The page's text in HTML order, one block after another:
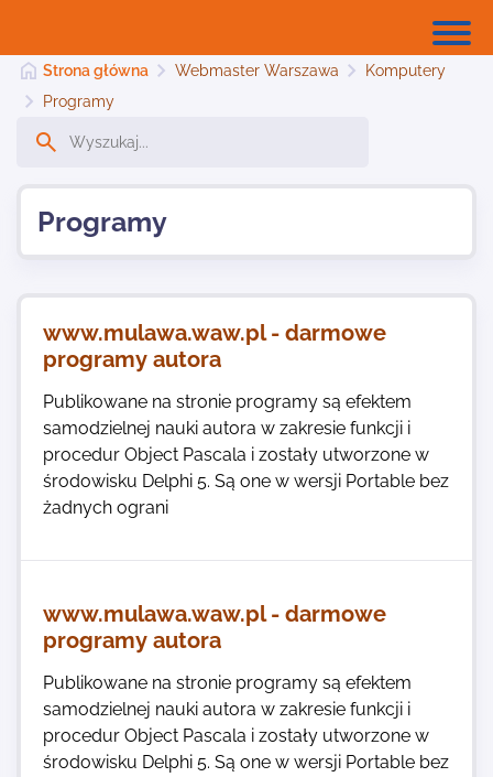
Kontakt
Strona główna Webmaster Warszawa
Komputery
Programy
Programy
www.mulawa.waw.pl - darmowe
programy autora
Publikowane na stronie programy są efektem
samodzielnej nauki autora w zakresie funkcji i
procedur Object Pascala i zostały utworzone w
środowisku Delphi 5. Są one w wersji Portable bez
żadnych ograni
www.mulawa.waw.pl - darmowe
programy autora
Publikowane na stronie programy są efektem
samodzielnej nauki autora w zakresie funkcji i
procedur Object Pascala i zostały utworzone w
środowisku Delphi 5. Są one w wersji Portable bez